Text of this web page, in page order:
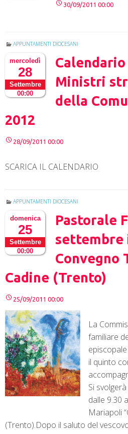
30/09/2011 00:00
APPUNTAMENTI DIOCESANI
mercoledì
28
Settembre
00:00
Ministri
della
2012
28/09/2011 00:00
SCARICA IL CALENDARIO
APPUNTAMENTI DIOCESANI
domenica
25
Settembre
00:00
Pastorale
settembre
Convegno
Cadine (Trento)
25/09/2011 00:00
La
familiare
il quinto
Si
dalle 9.30
Mariapoli
(Trento).Dopo il saluto del